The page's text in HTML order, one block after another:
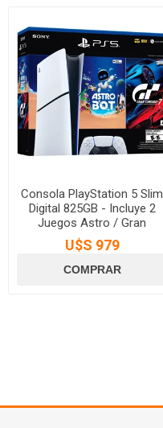
Consola PlayStation 5 Slim
Digital 825GB - Incluye 2
Juegos Astro / Gran
Turismo 7
U$S 979